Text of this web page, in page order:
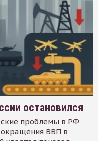
остановился
проблемы в РФ
ВВП в